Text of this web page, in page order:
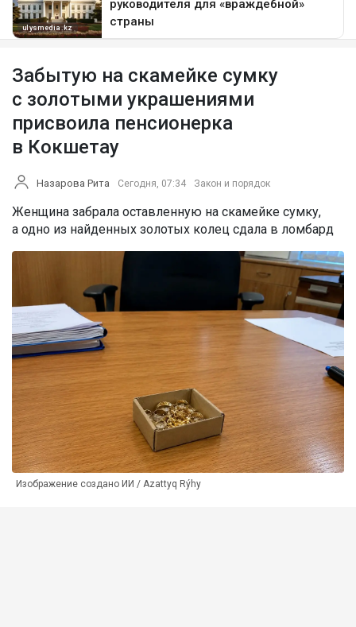
Забытую на скамейке сумку
с золотыми украшениями
присвоила пенсионерка
в Кокшетау
Назарова Рита Сегодня, 07:34 Закон и порядок
Женщина забрала оставленную на скамейке сумку,
а одно из найденных золотых колец сдала в ломбард
Изображение создано ИИ / Azattyq Rýhy